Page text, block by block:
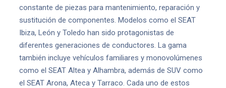
constante de piezas para mantenimiento, reparación y
sustitución de componentes. Modelos como el SEAT
Ibiza, León y Toledo han sido protagonistas de
diferentes generaciones de conductores. La gama
también incluye vehículos familiares y monovolúmenes
como el SEAT Altea y Alhambra, además de SUV como
el SEAT Arona, Ateca y Tarraco. Cada uno de estos